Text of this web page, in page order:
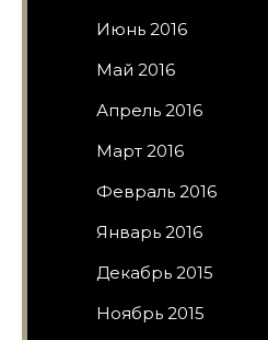
Июнь 2016
Май 2016
Апрель 2016
Март 2016
Февраль 2016
Январь 2016
Декабрь 2015
Ноябрь 2015